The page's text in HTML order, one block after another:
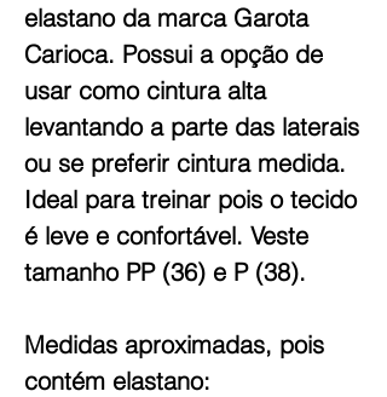
elastano da marca Garota
Carioca. Possui a opção de
usar como cintura alta
levantando a parte das laterais
ou se preferir cintura medida.
Ideal para treinar pois o tecido
é leve e confortável. Veste
tamanho PP (36) e P (38).
Medidas aproximadas, pois
contém elastano: